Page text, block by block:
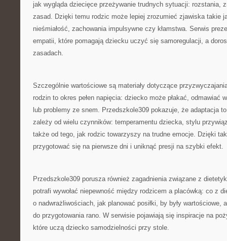
jak wygląda dziecięce przeżywanie trudnych sytuacji: rozstania,
zasad. Dzięki temu rodzic może lepiej zrozumieć zjawiska takie
nieśmiałość, zachowania impulsywne czy kłamstwa. Serwis
empatii, które pomagają dziecku uczyć się samoregulacji, a
zasadach.
Szczególnie wartościowe są materiały dotyczące
rodzin to okres pełen napięcia: dziecko może płakać, odmawiać
lub problemy ze snem. Przedszkole309 pokazuje, że adaptacja
zależy od wielu czynników: temperamentu dziecka, stylu
także od tego, jak rodzic towarzyszy na trudne emocje. Dzięki
przygotować się na pierwsze dni i uniknąć presji na szybki efekt.
Przedszkole309 porusza również zagadnienia związane z
potrafi wywołać niepewność między rodzicem a placówką: co z
o nadwrażliwościach, jak planować posiłki, by były wartościowe,
do przygotowania rano. W serwisie pojawiają się inspiracje na
które uczą dziecko samodzielności przy stole.